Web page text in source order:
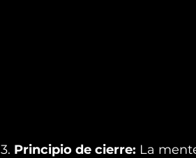
3. Principio de cierre: La